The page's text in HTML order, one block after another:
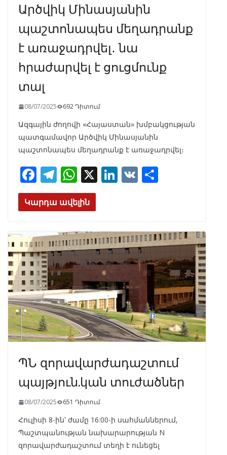
Արծվիկ Մինասյանին
պաշտոնապես մեղադրանք
է առաջադրվել․ նա
հրաժարվել է ցուցմունք
տալ
08/07/2025 692 Դիտում
Ազգային ժողովի «Հայաստան» խմբակցության
պատգամավոր Արծվիկ Մինասյանին
պաշտոնապես մեղադրանք է առաջադրվել։
F
ac
e
o
o
k
T
el
e
a
m
W
h
at
A
p
p
X Li
dI
n
V
Կարդա ավելին
ՊՆ զորավարժադաշտում
պայթյուն.կան տուժածներ
08/07/2025 651 Դիտում
Հուլիսի 8-ին՝ ժամը 16:00-ի սահմաններում,
Պաշտպանության նախարարության N
զորավարժադաշտում տեղի է ունեցել